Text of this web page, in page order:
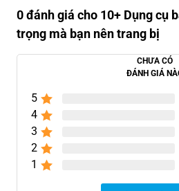
0 đánh giá cho 10+ Dụng cụ
trọng mà bạn nên trang bị
CHƯA CÓ
ĐÁNH GIÁ
5
4
3
2
1